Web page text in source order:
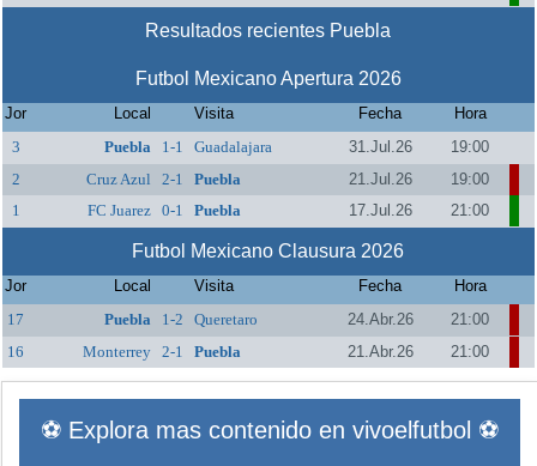
Resultados recientes Puebla
Futbol Mexicano Apertura 2026
Jor Local Visita Fecha
Hora
3
Puebla 1-1 Guadalajara 31.Jul.26
19:00
2
Cruz Azul 2-1 Puebla 21.Jul.26
19:00
1
FC Juarez 0-1 Puebla 17.Jul.26 21:00
Futbol Mexicano Clausura 2026
Jor Local Visita Fecha
Hora
17
Puebla 1-2 Queretaro 24.Abr.26
21:00
16
Monterrey 2-1 Puebla 21.Abr.26 21:00
⚽ Explora mas contenido en vivoelfutbol ⚽